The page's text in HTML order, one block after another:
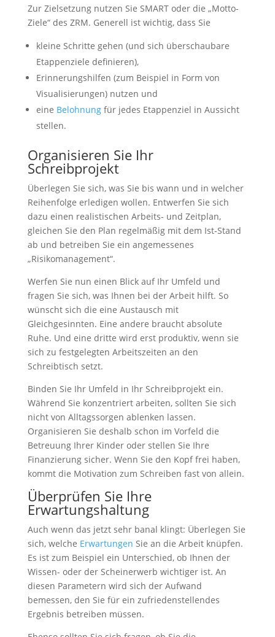
Zur Zielsetzung nutzen Sie SMART oder die „Motto-
Ziele“ des ZRM. Generell ist wichtig, dass Sie
kleine Schritte gehen (und sich überschaubare
Etappenziele definieren),
Erinnerungshilfen (zum Beispiel in Form von
Visualisierungen) nutzen und
eine Belohnungfür jedes Etappenziel in Aussicht
stellen.
Organisieren Sie Ihr
Schreibprojekt
Überlegen Sie sich, was Sie bis wann und in welcher
Reihenfolge erledigen wollen. Entwerfen Sie sich
dazu einen realistischen Arbeits- und Zeitplan,
gleichen Sie den Plan regelmäßig mit dem Ist-Stand
ab und betreiben Sie ein angemessenes
„Risikomanagement“.
Werfen Sie nun einen Blick auf Ihr Umfeld und
fragen Sie sich, was Ihnen bei der Arbeit hilft. So
wünscht sich die eine Austausch mit
Gleichgesinnten. Eine andere braucht absolute
Ruhe. Und eine dritte wird erst produktiv, wenn sie
sich zu festgelegten Arbeitszeiten an den
Schreibtisch setzt.
Binden Sie Ihr Umfeld in Ihr Schreibprojekt ein.
Während Sie konzentriert arbeiten, sollten Sie sich
nicht von Alltagssorgen ablenken lassen.
Organisieren Sie deshalb schon im Vorfeld die
Betreuung Ihrer Kinder oder stellen Sie Ihre
Finanzierung sicher. Wenn Sie den Kopf frei haben,
kommt die Motivation zum Schreiben fast von allein.
Überprüfen Sie Ihre
Erwartungshaltung
Auch wenn das jetzt sehr banal klingt: Überlegen Sie
sich, welche Erwartungen Sie an die Arbeit knüpfen.
Es ist zum Beispiel ein Unterschied, ob Ihnen der
Wissen- oder der Scheinerwerb wichtiger ist. An
diesen Parametern wird sich der Aufwand
bemessen, den Sie für ein zufriedenstellendes
Ergebnis betreiben müssen.